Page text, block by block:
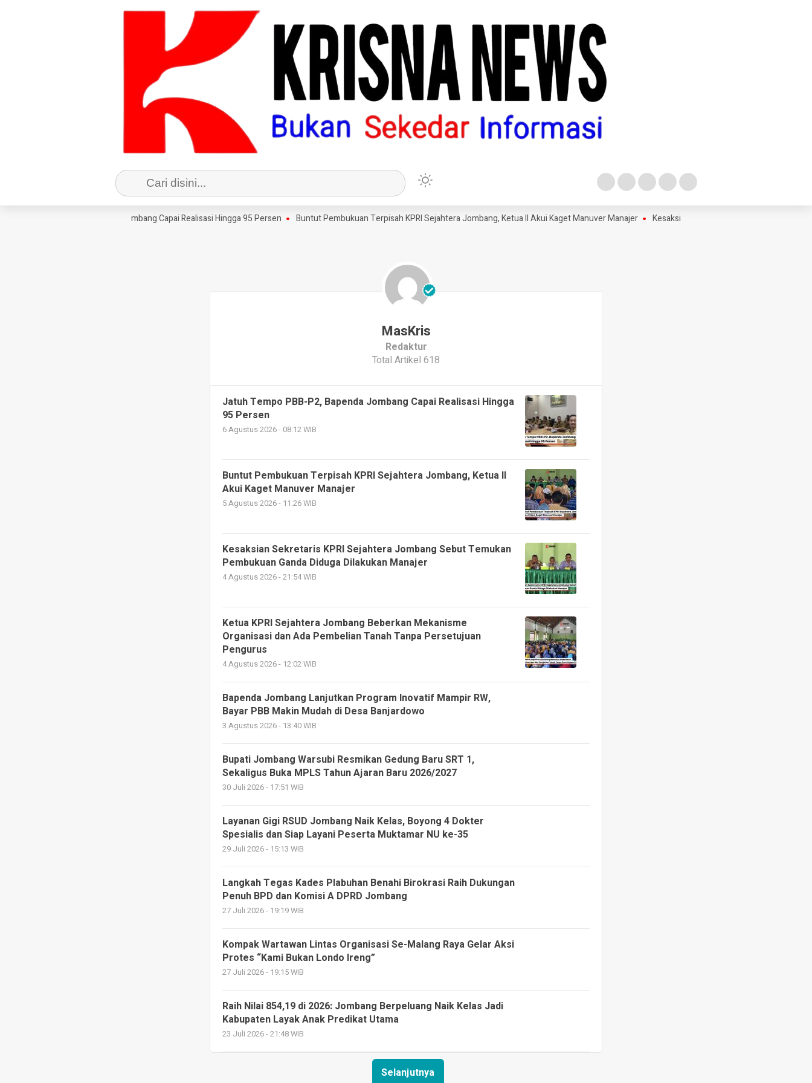
Tempo PBB-P2, Bapenda Jombang Capai Realisasi Hingga 95 Persen Buntut Pembukuan Terpisah KPRI Sejahtera Jombang, Ketua II Akui Kaget Manuver Manajer Kesaksian Sekretaris KPRI Sejahtera
MasKris
Redaktur
Total Artikel 618
Jatuh Tempo PBB-P2, Bapenda Jombang Capai Realisasi Hingga
95 Persen
6 Agustus 2026 - 08:12 WIB
Buntut Pembukuan Terpisah KPRI Sejahtera Jombang, Ketua II
Akui Kaget Manuver Manajer
5 Agustus 2026 - 11:26 WIB
Kesaksian Sekretaris KPRI Sejahtera Jombang Sebut Temukan
Pembukuan Ganda Diduga Dilakukan Manajer
4 Agustus 2026 - 21:54 WIB
Ketua KPRI Sejahtera Jombang Beberkan Mekanisme
Organisasi dan Ada Pembelian Tanah Tanpa Persetujuan
Pengurus
4 Agustus 2026 - 12:02 WIB
Bapenda Jombang Lanjutkan Program Inovatif Mampir RW,
Bayar PBB Makin Mudah di Desa Banjardowo
3 Agustus 2026 - 13:40 WIB
Bupati Jombang Warsubi Resmikan Gedung Baru SRT 1,
Sekaligus Buka MPLS Tahun Ajaran Baru 2026/2027
30 Juli 2026 - 17:51 WIB
Layanan Gigi RSUD Jombang Naik Kelas, Boyong 4 Dokter
Spesialis dan Siap Layani Peserta Muktamar NU ke-35
29 Juli 2026 - 15:13 WIB
Langkah Tegas Kades Plabuhan Benahi Birokrasi Raih Dukungan
Penuh BPD dan Komisi A DPRD Jombang
27 Juli 2026 - 19:19 WIB
Kompak Wartawan Lintas Organisasi Se-Malang Raya Gelar Aksi
Protes “Kami Bukan Londo Ireng”
27 Juli 2026 - 19:15 WIB
Raih Nilai 854,19 di 2026: Jombang Berpeluang Naik Kelas Jadi
Kabupaten Layak Anak Predikat Utama
23 Juli 2026 - 21:48 WIB
Selanjutnya